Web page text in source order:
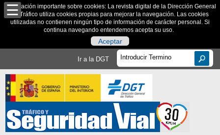
Información importante sobre cookies: La revista digital de la Dirección General
de Tráfico utiliza cookies propias para mejorar la navegación. Las cookies
utilizadas no contienen ningún tipo de información de carácter personal. Si
continua navegando entendemos acepta su uso.
Aceptar
Ir a la DGT